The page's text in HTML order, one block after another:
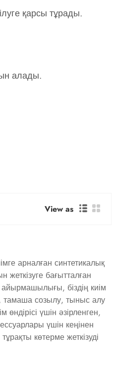
​​қарсы тұрады.
алады.
View as
арналған синтетикалық
бағытталған
айырмашылығы, біздің киім
тамаша созылу, тыныс алу
үшін әзірленген,
үшін кеңінен
көтерме жеткізуді